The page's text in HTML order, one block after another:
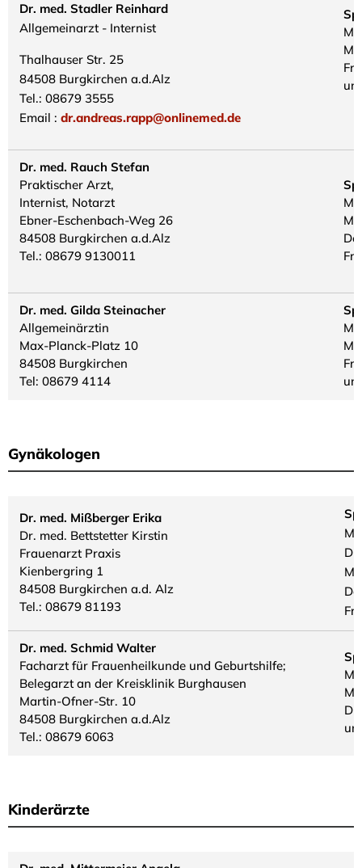
Dr. med. Stadler Reinhard
Allgemeinarzt - Internist
Thalhauser Str. 25
84508 Burgkirchen a.d.Alz
Tel.: 08679 3555
Email : dr.andreas.rapp@onlinemed.de
Dr. med. Rauch Stefan
Praktischer Arzt,
Internist, Notarzt
Ebner-Eschenbach-Weg 26
84508 Burgkirchen a.d.Alz
Tel.: 08679 9130011
Dr. med. Gilda Steinacher
Allgemeinärztin
Max-Planck-Platz 10
84508 Burgkirchen
Tel: 08679 4114
Gynäkologen
Dr. med. Mißberger Erika
Dr. med. Bettstetter Kirstin
Frauenarzt Praxis
Kienbergring 1
84508 Burgkirchen a.d. Alz
Tel.: 08679 81193
Dr. med. Schmid Walter
Facharzt für Frauenheilkunde und Geburtshilfe;
Belegarzt an der Kreisklinik Burghausen
Martin-Ofner-Str. 10
84508 Burgkirchen a.d.Alz
Tel.: 08679 6063
Kinderärzte